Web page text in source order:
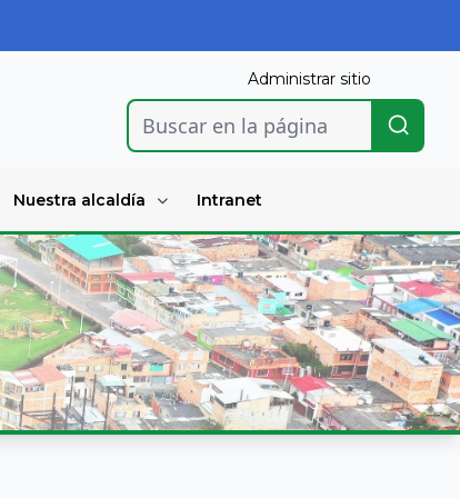
Administrar sitio
Buscar en la página
Nuestra alcaldía Intranet